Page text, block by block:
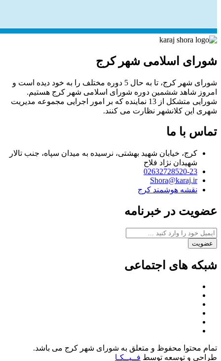
شورای اسلامی شهر کرج
شورای شهر کرج، تا به حال 5 دوره مختلف را به خود دیده است و
امروز شاهد ششمین دوره شورای اسلامی شهر کرج هستیم.
شورایی متشکل از 13 نماینده که بر امور اجرایی مجموعه مدیریت
شهری این کلانشهر نظارت می کنند.
تماس با ما
کرج، خیابان شهید بهشتی، نرسیده به میدان سپاه، جنب تالار
شهیدان نژاد فلاح
02632728520-23
Shora@karaj.ir
نقشه هوشمند کرج
عضویت در خبرنامه
عضویت
شبکه های اجتماعی
تمام محتوا محفوظ و متعلق به شورای شهر کرج می باشد.
طراحی و توسعه توسط فــیــکـا